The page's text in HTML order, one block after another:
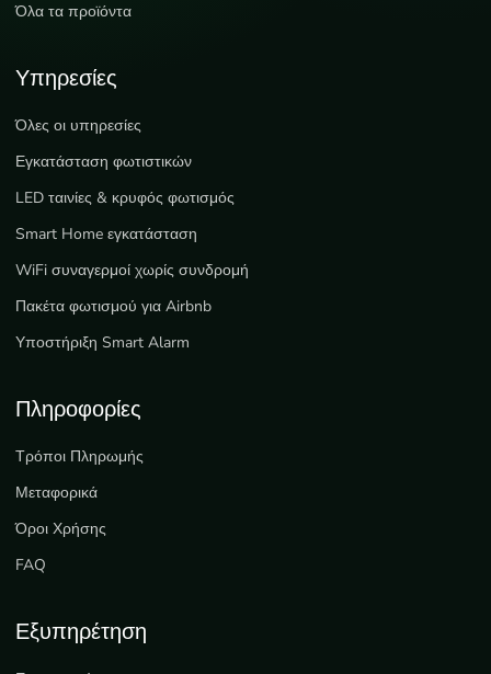
Όλα τα προϊόντα
Υπηρεσίες
Όλες οι υπηρεσίες
Εγκατάσταση φωτιστικών
LED ταινίες & κρυφός φωτισμός
Smart Home εγκατάσταση
WiFi συναγερμοί χωρίς συνδρομή
Πακέτα φωτισμού για Airbnb
Υποστήριξη Smart Alarm
Πληροφορίες
Τρόποι Πληρωμής
Μεταφορικά
Όροι Χρήσης
FAQ
Εξυπηρέτηση